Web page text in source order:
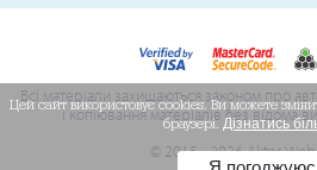
Всі матеріали захищаються законом про
і копіювання матеріалів без відома
© 2015 - 2026 Akter Web
Цей сайт використовує cookies. Ви можете
браузері.Дізнатись